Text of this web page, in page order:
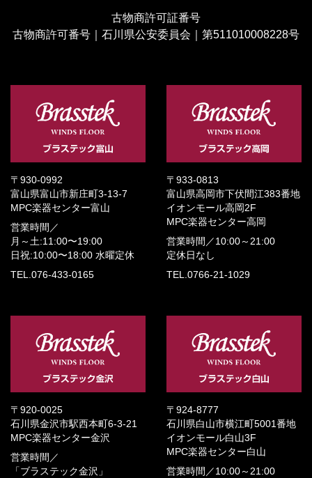
古物商許可証番号
古物商許可番号｜石川県公安委員会｜第511010008228号
〒930-0992
富山県富山市新庄町3-13-7
MPC楽器センター富山
営業時間／
月～土:11:00〜19:00
日祝:10:00〜18:00 水曜定休
TEL.076-433-0165
〒933-0813
富山県高岡市下伏間江383番地
イオンモール高岡2F
MPC楽器センター高岡
営業時間／ 10:00～21:00
定休日なし
TEL.0766-21-1029
〒920-0025
石川県金沢市駅西本町6-3-21
MPC楽器センター金沢
営業時間／
「ブラステック金沢」
〒924-8777
石川県白山市横江町5001番地
イオンモール白山3F
MPC楽器センター白山
営業時間／ 10:00～21:00